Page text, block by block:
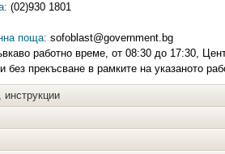
(02)930 1801
поща: sofoblast@government.bg
работно време, от 08:30 до 17:30,
без прекъсване в рамките на указаното
инструкции